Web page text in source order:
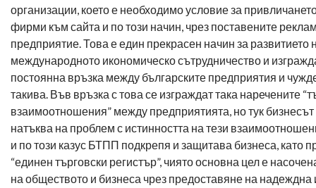
организации, което е необходимо условие за
фирми към сайта и по този начин, чрез поставените
предприятие. Това е един прекрасен начин за развитието
международното икономическо сътрудничество и
постоянна връзка между българските предприятия и
такива. Във връзка с това се изграждат така наречените
взаимоотношения” между предприятията, но тук бизнесът
натъква на проблем с истинността на тези
и по този казус БТПП подкрепя и защитава бизнеса, като
“единен търговски регистър”, чиято основна цел е
на обществото и бизнеса чрез предоставяне на